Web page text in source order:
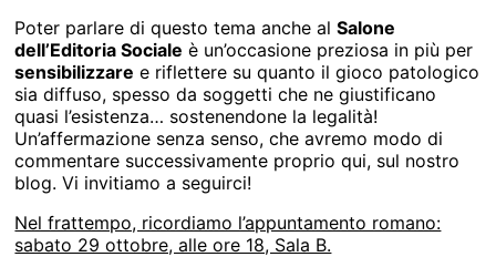
Poter parlare di questo tema anche alSalone
dell’Editoria Sociale è un’occasione preziosa in più per
sensibilizzare e riflettere su quanto il gioco patologico
sia diffuso, spesso da soggetti che ne giustificano
quasi l’esistenza… sostenendone la legalità!
Un’affermazione senza senso, che avremo modo di
commentare successivamente proprio qui, sul nostro
blog. Vi invitiamo a seguirci!
Nel frattempo, ricordiamo l’appuntamento romano:
sabato 29 ottobre, alle ore 18, Sala B.